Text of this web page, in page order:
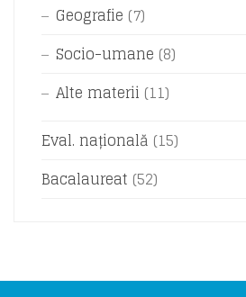
Geografie (7)
Socio-umane (8)
Alte materii (11)
Eval. națională (15)
Bacalaureat (52)